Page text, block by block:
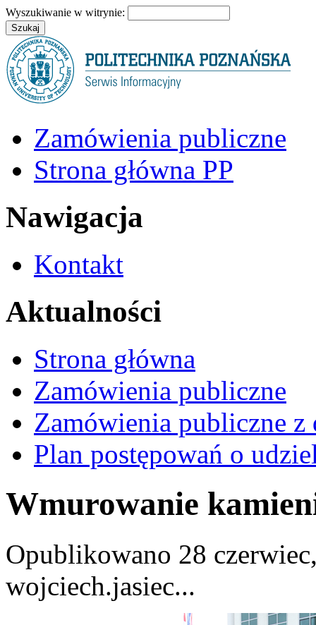
Wyszukiwanie w witrynie:
Zamówienia publiczne
Strona główna PP
Nawigacja
Kontakt
Aktualności
Strona główna
Zamówienia publiczne
Zamówienia publiczne
Plan postępowań o
Wmurowanie
Opublikowano 28
wojciech.jasiec...